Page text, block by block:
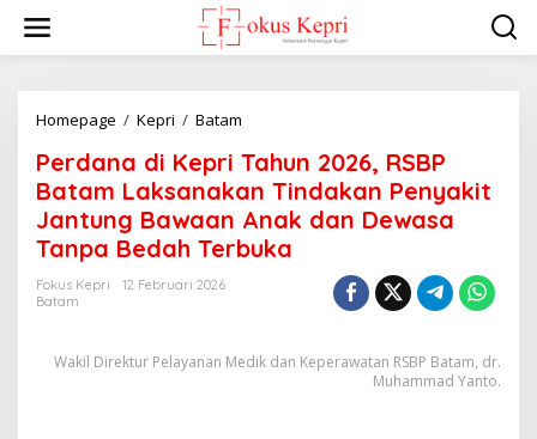
w
Homepage / Kepri / Batam
r
d
a
n
a
p
Perdana di Kepri Tahun 2026, RSBP
Batam Laksanakan Tindakan Penyakit
Jantung Bawaan Anak dan Dewasa
Tanpa Bedah Terbuka
Fokus Kepri
12 Februari 2026
Batam
Wakil Direktur Pelayanan Medik dan Keperawatan RSBP Batam, dr.
Muhammad Yanto.